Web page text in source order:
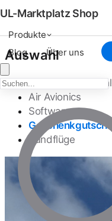
UL-Marktplatz Shop
Produkte
Blog
Über uns
Auswahl
Kanardia
Air Avionics
Software
Rundflüge